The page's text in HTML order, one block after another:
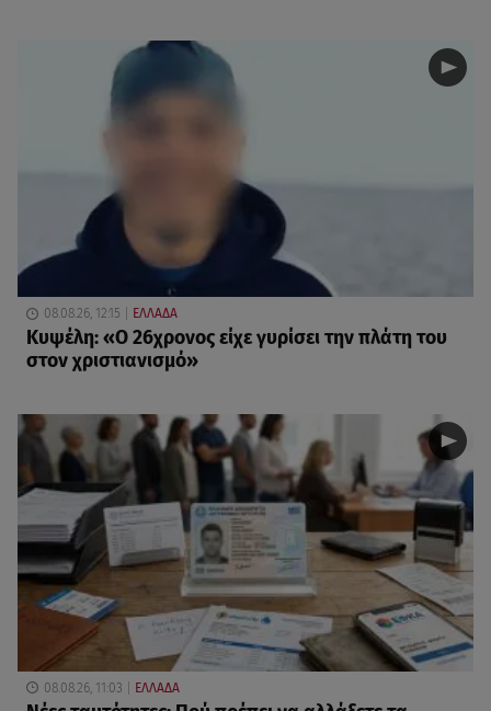
08.08.26, 12:15 ΕΛΛΑΔΑ
Κυψέλη: «Ο 26χρονος είχε γυρίσει την πλάτη του
στον χριστιανισμό»
08.08.26, 11:03 ΕΛΛΑΔΑ